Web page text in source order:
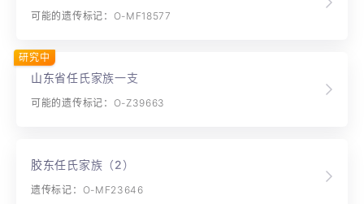
可能的遗传标记：O-MF18577
山东省任氏家族一支
可能的遗传标记：O-Z39663
研究中
胶东任氏家族（2）
遗传标记：O-MF23646